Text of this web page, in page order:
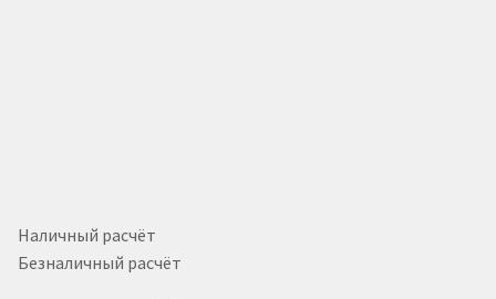
Наличный расчёт
Безналичный расчёт